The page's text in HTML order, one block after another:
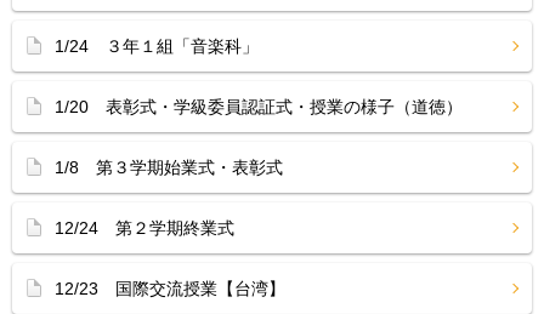
1/24 ３年１組「音楽科」
1/20 表彰式・学級委員認証式・授業の様子（道徳）
1/8 第３学期始業式・表彰式
12/24 第２学期終業式
12/23 国際交流授業【台湾】